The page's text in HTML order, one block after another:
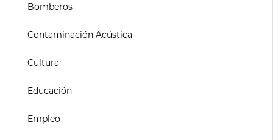
Bomberos
Contaminación Acústica
Cultura
Educación
Empleo